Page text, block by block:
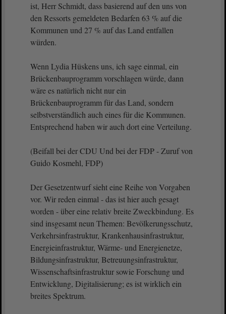
ist, Herr Schmidt, dass basierend auf den uns von
den Ressorts gemeldeten Bedarfen 63 % auf die
Kommunen und 27 % auf das Land entfallen
würden.
Wenn Lydia Hüskens uns, ich sage einmal, ein
Brückenbauprogramm vorschlagen würde, dann
wäre es natürlich nicht nur ein
Brückenbauprogramm für das Land, sondern
selbstverständlich auch eines für die Kommunen.
Entsprechend haben wir auch dort eine Verteilung.
(Beifall bei der CDU Und bei der FDP - Zuruf von
Guido Kosmehl, FDP)
Der Gesetzentwurf sieht eine Reihe von Vorgaben
vor. Wir reden einmal - das ist hier auch gesagt
worden - über eine relativ breite Zweckbindung. Es
sind insgesamt neun Themen: Bevölkerungsschutz,
Verkehrsinfrastruktur, Krankenhausinfrastruktur,
Energieinfrastruktur, Wärme- und Energienetze,
Bildungsinfrastruktur, Betreuungsinfrastruktur,
Wissenschaftsinfrastruktur sowie Forschung und
Entwicklung, Digitalisierung; es ist wirklich ein
breites Spektrum.